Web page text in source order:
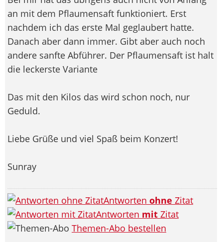
an mit dem Pflaumensaft funktioniert. Erst
nachdem ich das erste Mal geglaubert hatte.
Danach aber dann immer. Gibt aber auch noch
andere sanfte Abführer. Der Pflaumensaft ist halt
die leckerste Variante
Das mit den Kilos das wird schon noch, nur
Geduld.
Liebe Grüße und viel Spaß beim Konzert!
Sunray
Antworten ohne Zitat
Antworten mit Zitat
Themen-Abo bestellen